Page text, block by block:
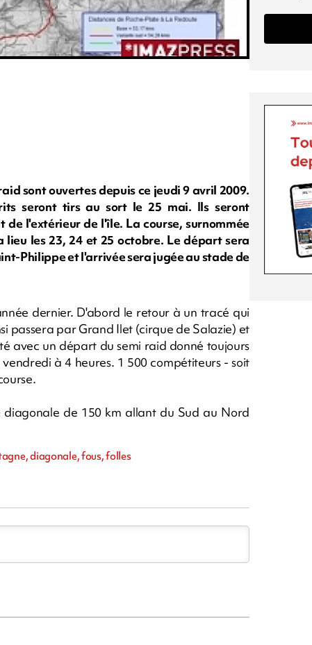
sont ouvertes depuis ce jeudi 9 avril 2009.
seront tirs au sort le 25 mai. Ils seront
l'extérieur de l'île. La course, surnommée
les 23, 24 et 25 octobre. Le départ sera
Philippe et l'arrivée sera jugée au stade de
dernier. D'abord le retour à un tracé qui
passera par Grand Ilet (cirque de Salazie) et
avec un départ du semi raid donné toujours
à 4 heures. 1 500 compétiteurs - soit
de 150 km allant du Sud au Nord
diagonale, fous, folles